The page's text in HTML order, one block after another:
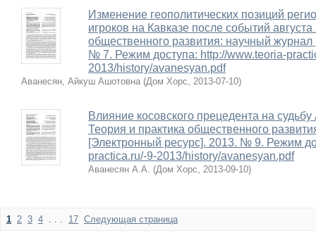
Изменение геополитических позиций
игроков на Кавказе после событий
общественного развития: научный
№ 7. Режим доступа: http://www.teoria-
2013/history/avanesyan.pdf
Аванесян, Айкуш Ашотовна (Дом Хорс, 2013-07-10)
Влияние косовского прецедента на
Теория и практика общественного
[Электронный ресурс]. 2013. № 9. Режим
practica.ru/-9-2013/history/avanesyan.pdf
Аванесян А.А. (Дом Хорс, 2013-09-10)
1 2 3 4 . . . 17 Следующая страница